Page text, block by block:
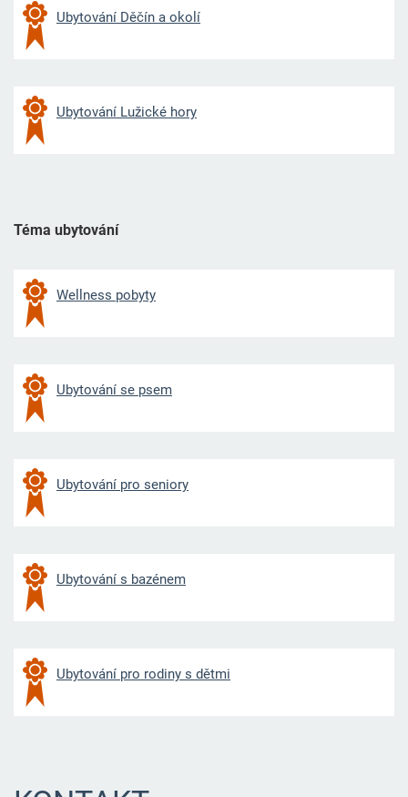
Ubytování Děčín a okolí
Ubytování Lužické hory
Téma ubytování
Wellness pobyty
Ubytování se psem
Ubytování pro seniory
Ubytování s bazénem
Ubytování pro rodiny s dětmi